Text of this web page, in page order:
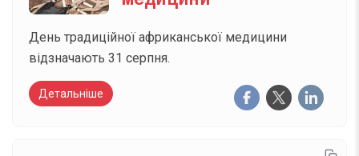
День традиційної африканської медицини
відзначають 31 серпня.
Детальніше